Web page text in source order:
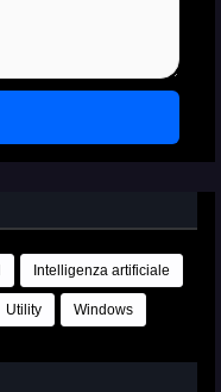
Intelligenza artificiale
Utility Windows